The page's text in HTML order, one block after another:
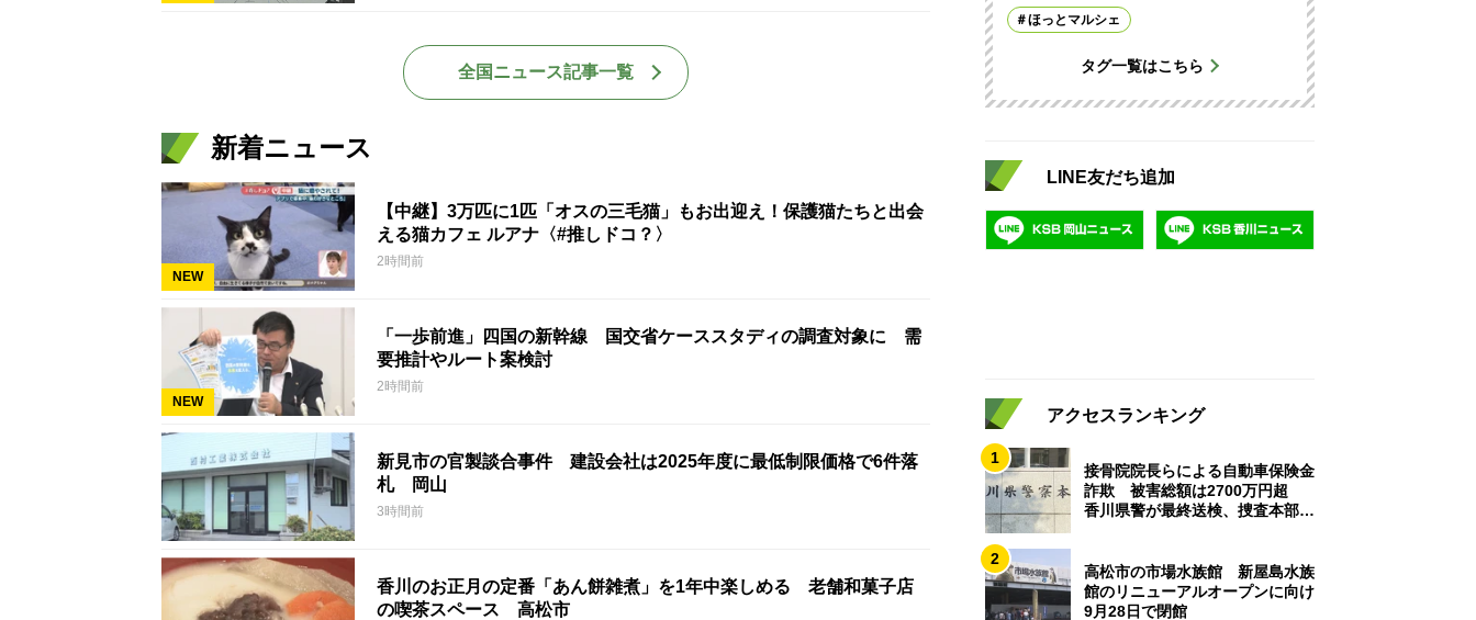
全国ニュース記事一覧
新着ニュース
NEW
【中継】3万匹に1匹「オスの三毛猫」もお出迎え！保護猫たちと出会
える猫カフェ ルアナ〈#推しドコ？〉
2時間前
NEW
「一歩前進」四国の新幹線 国交省ケーススタディの調査対象に 需
要推計やルート案検討
2時間前
新見市の官製談合事件 建設会社は2025年度に最低制限価格で6件落
札 岡山
3時間前
香川のお正月の定番「あん餅雑煮」を1年中楽しめる 老舗和菓子店
の喫茶スペース 高松市
ほっとマルシェ
タグ一覧はこちら
LINE友だち追加
アクセスランキング
1
接骨院院長らによる自動車保険金
詐欺 被害総額は2700万円超
香川県警が最終送検、捜査本部解
2
高松市の市場水族館 新屋島水族
館のリニューアルオープンに向け
9月28日で閉館